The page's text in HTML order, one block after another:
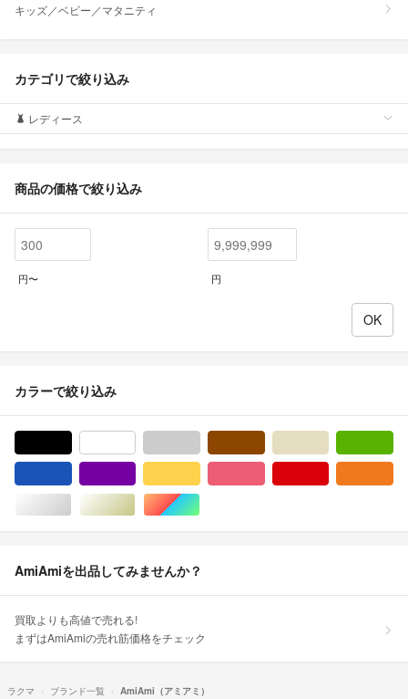
キッズ／ベビー／マタニティ
カテゴリで絞り込み
レディース
商品の価格で絞り込み
円〜 円
カラーで絞り込み
シルバー/銀色系ゴールド/金色系マルチカラー
AmiAmiを出品してみませんか？
買取よりも高値で売れる!
まずはAmiAmiの売れ筋価格をチェック
ラクマ ブランド一覧 AmiAmi（アミアミ）